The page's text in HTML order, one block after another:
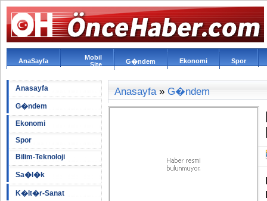
AnaSayfa
Mobil
Site
G�ndem Ekonomi Spor
Anasayfa
G�ndem
Ekonomi
Spor
Bilim-Teknoloji
Sa�l�k
K�lt�r-Sanat
Anasayfa» G�ndem